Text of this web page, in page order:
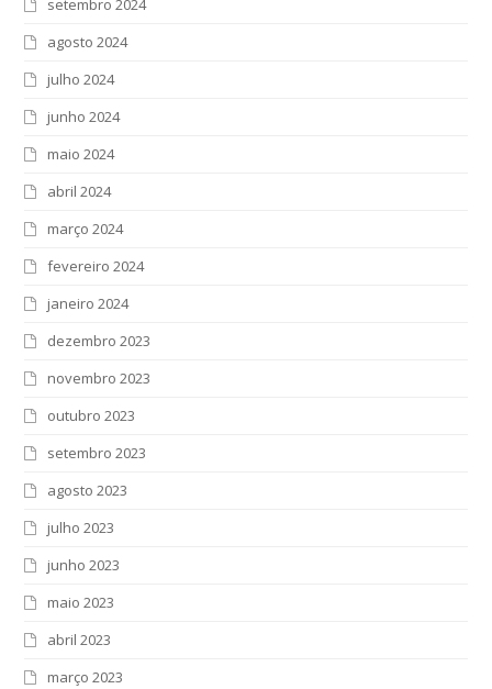
setembro 2024
agosto 2024
julho 2024
junho 2024
maio 2024
abril 2024
março 2024
fevereiro 2024
janeiro 2024
dezembro 2023
novembro 2023
outubro 2023
setembro 2023
agosto 2023
julho 2023
junho 2023
maio 2023
abril 2023
março 2023